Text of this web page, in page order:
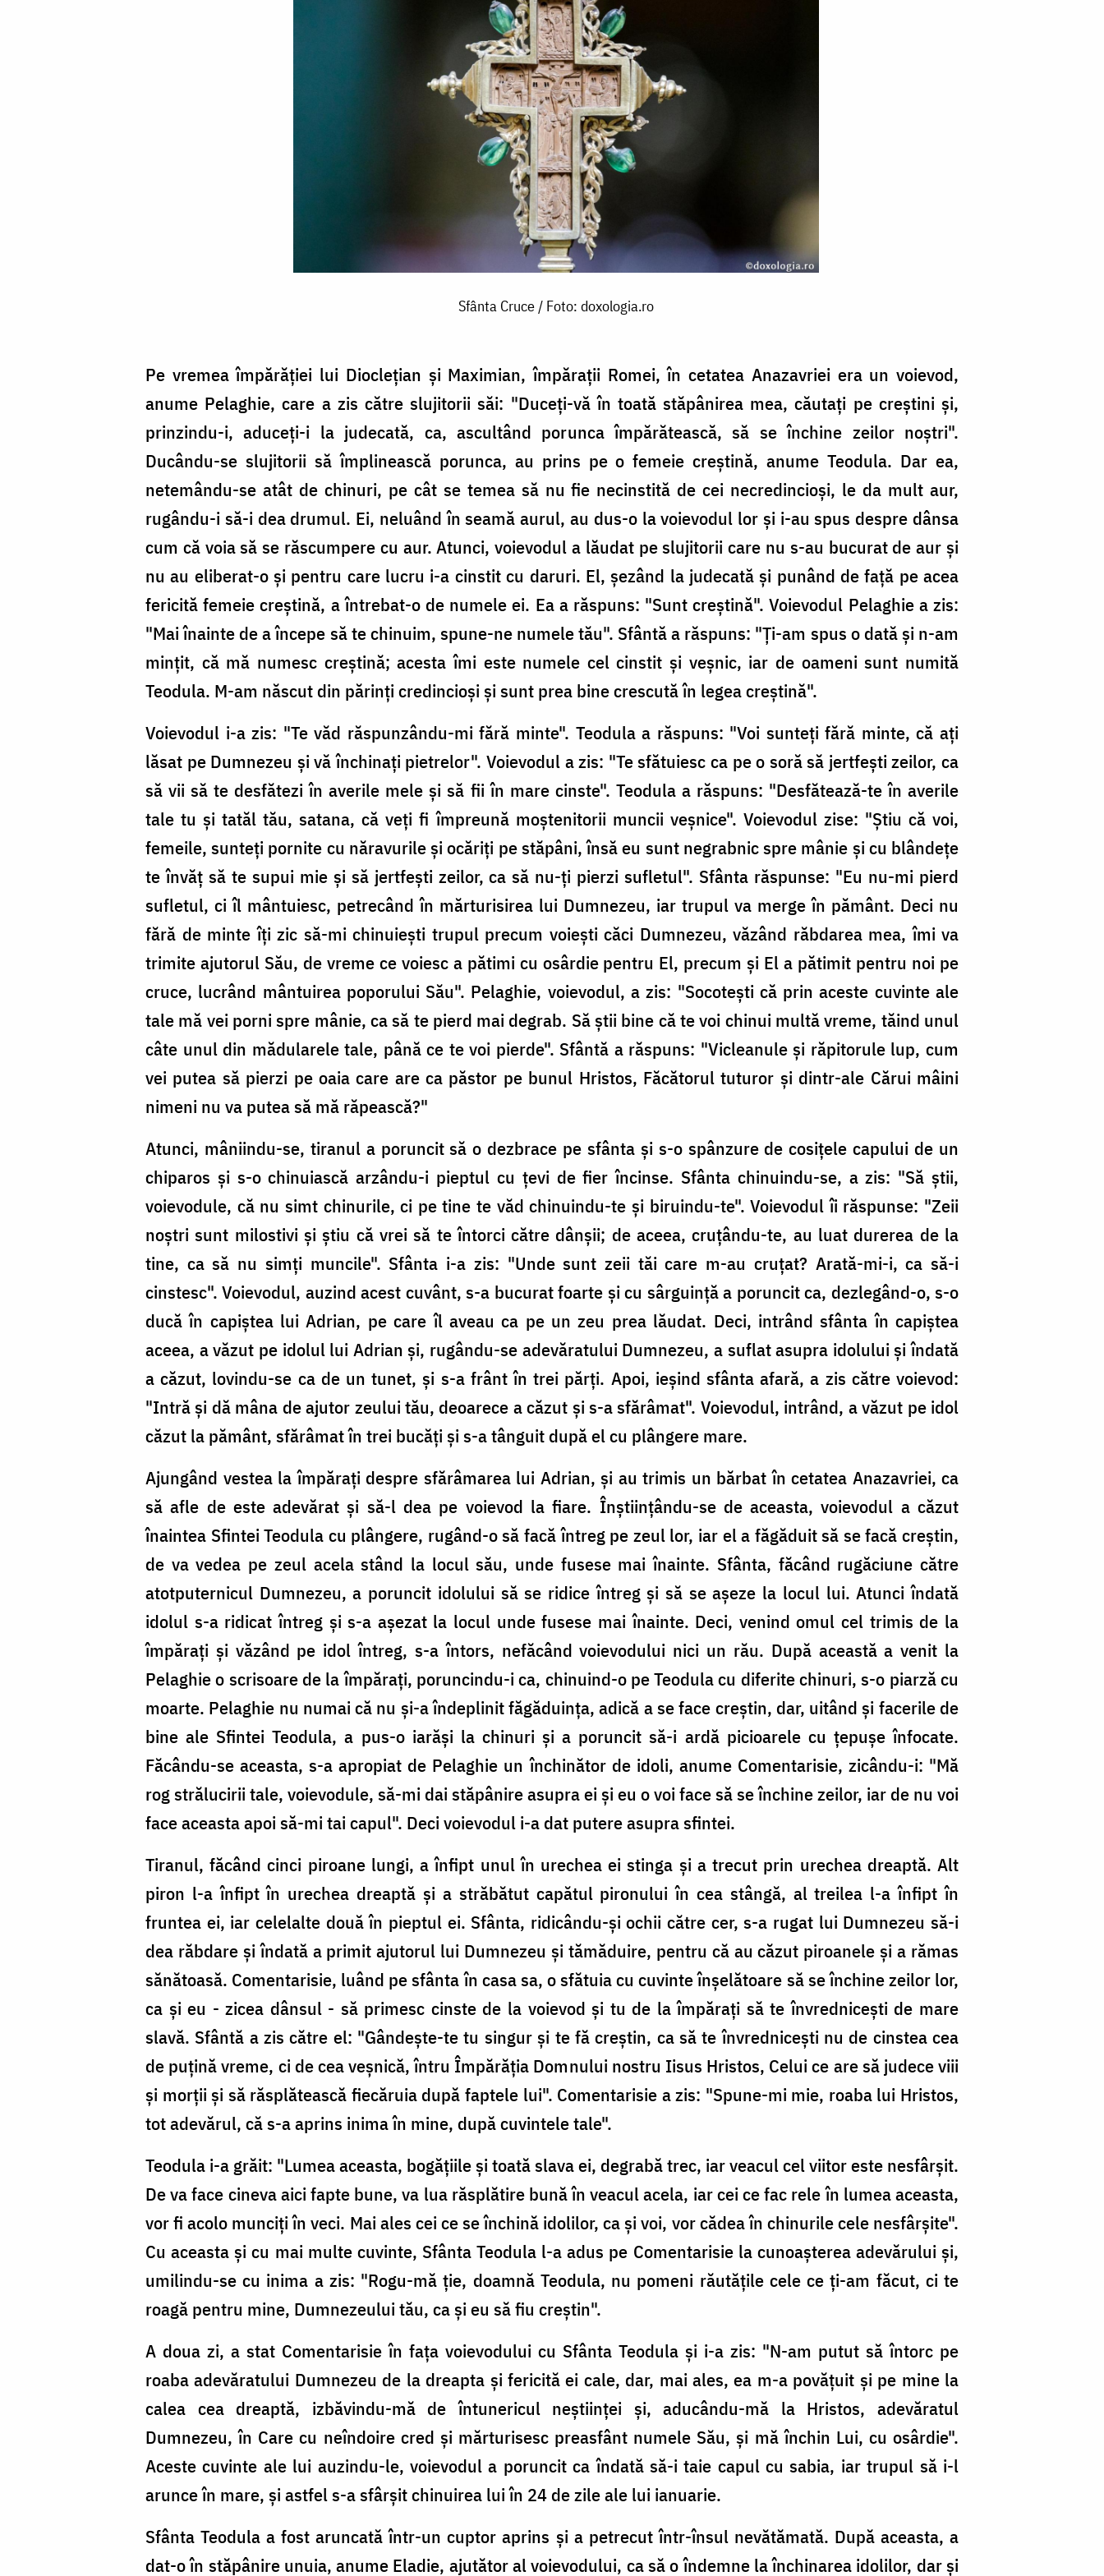
Sfânta Cruce / Foto: doxologia.ro
Pe vremea împărăţiei lui Diocleţian şi Maximian, împăraţii Romei, în cetatea Anazavriei era un voievod,
anume Pelaghie, care a zis către slujitorii săi: "Duceţi-vă în toată stăpânirea mea, căutaţi pe creştini şi,
prinzindu-i, aduceţi-i la judecată, ca, ascultând porunca împărătească, să se închine zeilor noştri".
Ducându-se slujitorii să împlinească porunca, au prins pe o femeie creştină, anume Teodula. Dar ea,
netemându-se atât de chinuri, pe cât se temea să nu fie necinstită de cei necredincioşi, le da mult aur,
rugându-i să-i dea drumul. Ei, neluând în seamă aurul, au dus-o la voievodul lor şi i-au spus despre dânsa
cum că voia să se răscumpere cu aur. Atunci, voievodul a lăudat pe slujitorii care nu s-au bucurat de aur şi
nu au eliberat-o şi pentru care lucru i-a cinstit cu daruri. El, şezând la judecată şi punând de faţă pe acea
fericită femeie creştină, a întrebat-o de numele ei. Ea a răspuns: "Sunt creştină". Voievodul Pelaghie a zis:
"Mai înainte de a începe să te chinuim, spune-ne numele tău". Sfântă a răspuns: "Ţi-am spus o dată şi n-am
minţit, că mă numesc creştină; acesta îmi este numele cel cinstit şi veşnic, iar de oameni sunt numită
Teodula. M-am născut din părinţi credincioşi şi sunt prea bine crescută în legea creştină".
Voievodul i-a zis: "Te văd răspunzându-mi fără minte". Teodula a răspuns: "Voi sunteţi fără minte, că aţi
lăsat pe Dumnezeu şi vă închinaţi pietrelor". Voievodul a zis: "Te sfătuiesc ca pe o soră să jertfeşti zeilor, ca
să vii să te desfătezi în averile mele şi să fii în mare cinste". Teodula a răspuns: "Desfătează-te în averile
tale tu şi tatăl tău, satana, că veţi fi împreună moştenitorii muncii veşnice". Voievodul zise: "Ştiu că voi,
femeile, sunteţi pornite cu năravurile şi ocăriţi pe stăpâni, însă eu sunt negrabnic spre mânie şi cu blândeţe
te învăţ să te supui mie şi să jertfeşti zeilor, ca să nu-ţi pierzi sufletul". Sfânta răspunse: "Eu nu-mi pierd
sufletul, ci îl mântuiesc, petrecând în mărturisirea lui Dumnezeu, iar trupul va merge în pământ. Deci nu
fără de minte îţi zic să-mi chinuieşti trupul precum voieşti căci Dumnezeu, văzând răbdarea mea, îmi va
trimite ajutorul Său, de vreme ce voiesc a pătimi cu osârdie pentru El, precum şi El a pătimit pentru noi pe
cruce, lucrând mântuirea poporului Său". Pelaghie, voievodul, a zis: "Socoteşti că prin aceste cuvinte ale
tale mă vei porni spre mânie, ca să te pierd mai degrab. Să ştii bine că te voi chinui multă vreme, tăind unul
câte unul din mădularele tale, până ce te voi pierde". Sfântă a răspuns: "Vicleanule şi răpitorule lup, cum
vei putea să pierzi pe oaia care are ca păstor pe bunul Hristos, Făcătorul tuturor şi dintr-ale Cărui mâini
nimeni nu va putea să mă răpească?"
Atunci, mâniindu-se, tiranul a poruncit să o dezbrace pe sfânta şi s-o spânzure de cosiţele capului de un
chiparos şi s-o chinuiască arzându-i pieptul cu ţevi de fier încinse. Sfânta chinuindu-se, a zis: "Să ştii,
voievodule, că nu simt chinurile, ci pe tine te văd chinuindu-te şi biruindu-te". Voievodul îi răspunse: "Zeii
noştri sunt milostivi şi ştiu că vrei să te întorci către dânşii; de aceea, cruţându-te, au luat durerea de la
tine, ca să nu simţi muncile". Sfânta i-a zis: "Unde sunt zeii tăi care m-au cruţat? Arată-mi-i, ca să-i
cinstesc". Voievodul, auzind acest cuvânt, s-a bucurat foarte şi cu sârguinţă a poruncit ca, dezlegând-o, s-o
ducă în capiştea lui Adrian, pe care îl aveau ca pe un zeu prea lăudat. Deci, intrând sfânta în capiştea
aceea, a văzut pe idolul lui Adrian şi, rugându-se adevăratului Dumnezeu, a suflat asupra idolului şi îndată
a căzut, lovindu-se ca de un tunet, şi s-a frânt în trei părţi. Apoi, ieşind sfânta afară, a zis către voievod:
"Intră şi dă mâna de ajutor zeului tău, deoarece a căzut şi s-a sfărâmat". Voievodul, intrând, a văzut pe idol
căzut la pământ, sfărâmat în trei bucăţi şi s-a tânguit după el cu plângere mare.
Ajungând vestea la împăraţi despre sfărâmarea lui Adrian, şi au trimis un bărbat în cetatea Anazavriei, ca
să afle de este adevărat şi să-l dea pe voievod la fiare. Înştiinţându-se de aceasta, voievodul a căzut
înaintea Sfintei Teodula cu plângere, rugând-o să facă întreg pe zeul lor, iar el a făgăduit să se facă creştin,
de va vedea pe zeul acela stând la locul său, unde fusese mai înainte. Sfânta, făcând rugăciune către
atotputernicul Dumnezeu, a poruncit idolului să se ridice întreg şi să se aşeze la locul lui. Atunci îndată
idolul s-a ridicat întreg şi s-a aşezat la locul unde fusese mai înainte. Deci, venind omul cel trimis de la
împăraţi şi văzând pe idol întreg, s-a întors, nefăcând voievodului nici un rău. După această a venit la
Pelaghie o scrisoare de la împăraţi, poruncindu-i ca, chinuind-o pe Teodula cu diferite chinuri, s-o piarză cu
moarte. Pelaghie nu numai că nu şi-a îndeplinit făgăduinţa, adică a se face creştin, dar, uitând şi facerile de
bine ale Sfintei Teodula, a pus-o iarăşi la chinuri şi a poruncit să-i ardă picioarele cu ţepuşe înfocate.
Făcându-se aceasta, s-a apropiat de Pelaghie un închinător de idoli, anume Comentarisie, zicându-i: "Mă
rog strălucirii tale, voievodule, să-mi dai stăpânire asupra ei şi eu o voi face să se închine zeilor, iar de nu voi
face aceasta apoi să-mi tai capul". Deci voievodul i-a dat putere asupra sfintei.
Tiranul, făcând cinci piroane lungi, a înfipt unul în urechea ei stinga şi a trecut prin urechea dreaptă. Alt
piron l-a înfipt în urechea dreaptă şi a străbătut capătul pironului în cea stângă, al treilea l-a înfipt în
fruntea ei, iar celelalte două în pieptul ei. Sfânta, ridicându-şi ochii către cer, s-a rugat lui Dumnezeu să-i
dea răbdare şi îndată a primit ajutorul lui Dumnezeu şi tămăduire, pentru că au căzut piroanele şi a rămas
sănătoasă. Comentarisie, luând pe sfânta în casa sa, o sfătuia cu cuvinte înşelătoare să se închine zeilor lor,
ca şi eu - zicea dânsul - să primesc cinste de la voievod şi tu de la împăraţi să te învredniceşti de mare
slavă. Sfântă a zis către el: "Gândeşte-te tu singur şi te fă creştin, ca să te învredniceşti nu de cinstea cea
de puţină vreme, ci de cea veşnică, întru Împărăţia Domnului nostru Iisus Hristos, Celui ce are să judece viii
şi morţii şi să răsplătească fiecăruia după faptele lui". Comentarisie a zis: "Spune-mi mie, roaba lui Hristos,
tot adevărul, că s-a aprins inima în mine, după cuvintele tale".
Teodula i-a grăit: "Lumea aceasta, bogăţiile şi toată slava ei, degrabă trec, iar veacul cel viitor este nesfârşit.
De va face cineva aici fapte bune, va lua răsplătire bună în veacul acela, iar cei ce fac rele în lumea aceasta,
vor fi acolo munciţi în veci. Mai ales cei ce se închină idolilor, ca şi voi, vor cădea în chinurile cele nesfârşite".
Cu aceasta şi cu mai multe cuvinte, Sfânta Teodula l-a adus pe Comentarisie la cunoaşterea adevărului şi,
umilindu-se cu inima a zis: "Rogu-mă ţie, doamnă Teodula, nu pomeni răutăţile cele ce ţi-am făcut, ci te
roagă pentru mine, Dumnezeului tău, ca şi eu să fiu creştin".
A doua zi, a stat Comentarisie în faţa voievodului cu Sfânta Teodula şi i-a zis: "N-am putut să întorc pe
roaba adevăratului Dumnezeu de la dreapta şi fericită ei cale, dar, mai ales, ea m-a povăţuit şi pe mine la
calea cea dreaptă, izbăvindu-mă de întunericul neştiinţei şi, aducându-mă la Hristos, adevăratul
Dumnezeu, în Care cu neîndoire cred şi mărturisesc preasfânt numele Său, şi mă închin Lui, cu osârdie".
Aceste cuvinte ale lui auzindu-le, voievodul a poruncit ca îndată să-i taie capul cu sabia, iar trupul să i-l
arunce în mare, şi astfel s-a sfârşit chinuirea lui în 24 de zile ale lui ianuarie.
Sfânta Teodula a fost aruncată într-un cuptor aprins şi a petrecut într-însul nevătămată. După aceasta, a
dat-o în stăpânire unuia, anume Eladie, ajutător al voievodului, ca să o îndemne la închinarea idolilor, dar şi